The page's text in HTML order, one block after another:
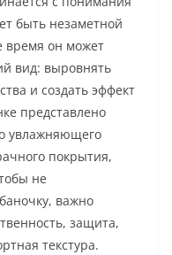
быть незаметной
время он может
вид: выровнять
и создать эффект
представлено
увлажняющего
покрытия,
не
важно
защита,
текстура.